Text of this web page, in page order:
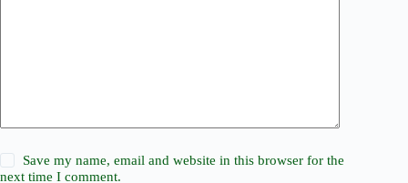
Save my name, email and website in this browser for the
next time I comment.